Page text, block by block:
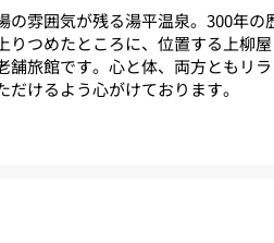
の雰囲気が残る湯平温泉。300年の
りつめたところに、位置する上柳屋
舗旅館です。心と体、両方ともリラ
だけるよう心がけております。